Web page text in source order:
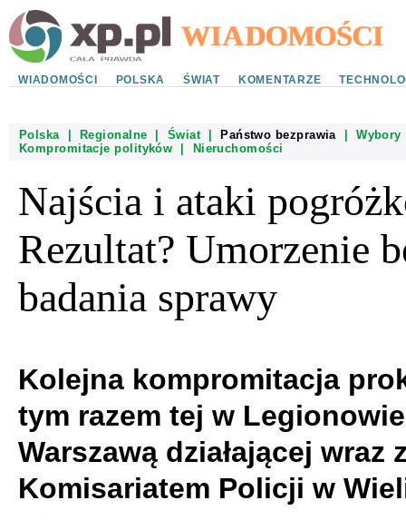
WIADOMOŚCI POLSKA ŚWIAT KOMENTARZE
Polska| Regionalne Świat| Państwo bezprawia|Wybory
Kompromitacje polityków
Nieruchomości
Najścia i ataki
Rezultat? Umorzenie
badania sprawy
Kolejna kompromitacja
tym razem tej w
Warszawą działającej wraz
Komisariatem Policji w